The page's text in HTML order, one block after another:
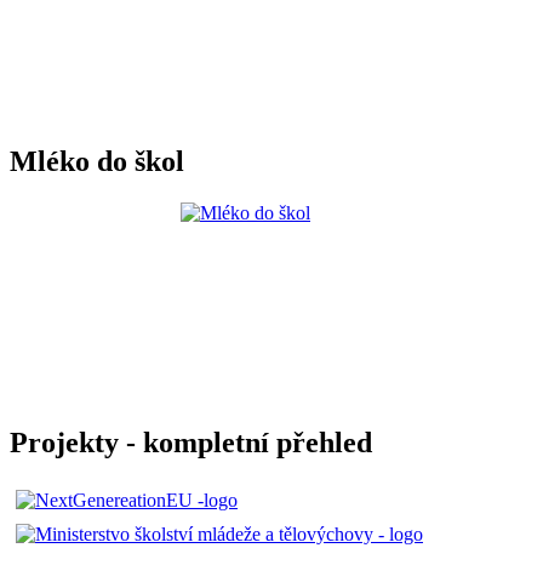
Mléko do škol
Projekty - kompletní přehled